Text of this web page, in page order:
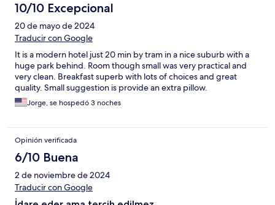
10/10 Excepcional
20 de mayo de 2024
Traducir con Google
It is a modern hotel just 20 min by tram in a nice suburb with a
huge park behind. Room though small was very practical and
very clean. Breakfast superb with lots of choices and great
quality. Small suggestion is provide an extra pillow.
Jorge, se hospedó 3 noches
Opinión verificada
6/10 Buena
2 de noviembre de 2024
Traducir con Google